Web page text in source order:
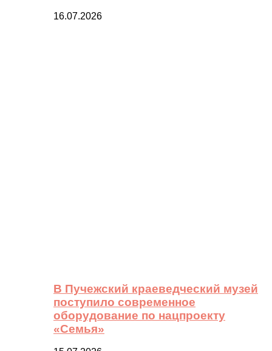
16.07.2026
В Пучежский краеведческий музей
поступило современное
оборудование по нацпроекту
«Семья»